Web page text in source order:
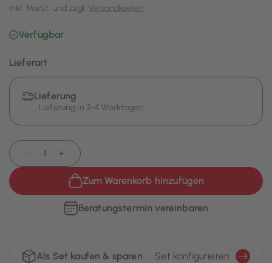
inkl. MwSt. und zzgl. Versandkosten
Verfügbar
Lieferart
Lieferung
Lieferung in 2-4 Werktagen
+
Zum Warenkorb hinzufügen
Beratungstermin vereinbaren
Als Set kaufen & sparen Set konfigurieren